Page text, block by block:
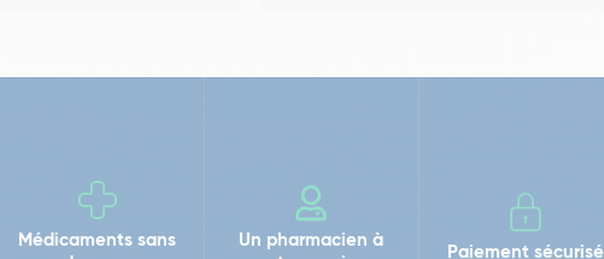
Médicaments sans
Un pharmacien à
Paiement sécurisé